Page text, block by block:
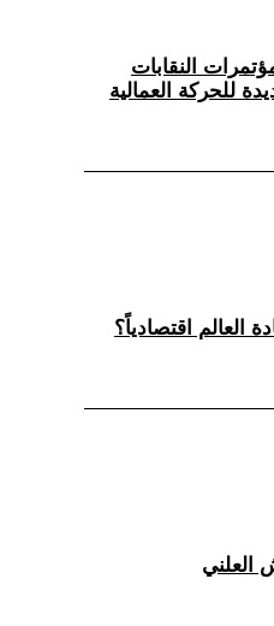
النقابات
للحركة العمالية